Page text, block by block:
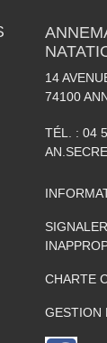
14
74100
TÉL. : 04
CHARTE
GESTION